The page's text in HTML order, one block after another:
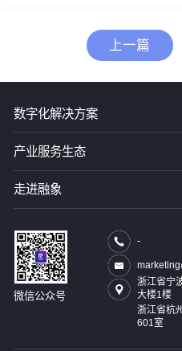
上一篇
数字化解决方案
产业服务生态
走进融象
微信公众号
-
浙江省宁
大楼1楼
浙江省杭
601室